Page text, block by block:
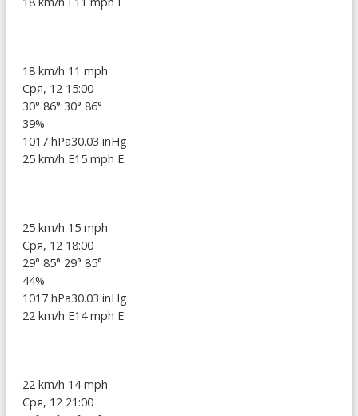
18 km/h 11 mph
Сря, 12 15:00
30° 86° 30° 86°
39%
1017 hPa30.03 inHg
25 km/h E15 mph E
25 km/h 15 mph
Сря, 12 18:00
29° 85° 29° 85°
44%
1017 hPa30.03 inHg
22 km/h E14 mph E
22 km/h 14 mph
Сря, 12 21:00